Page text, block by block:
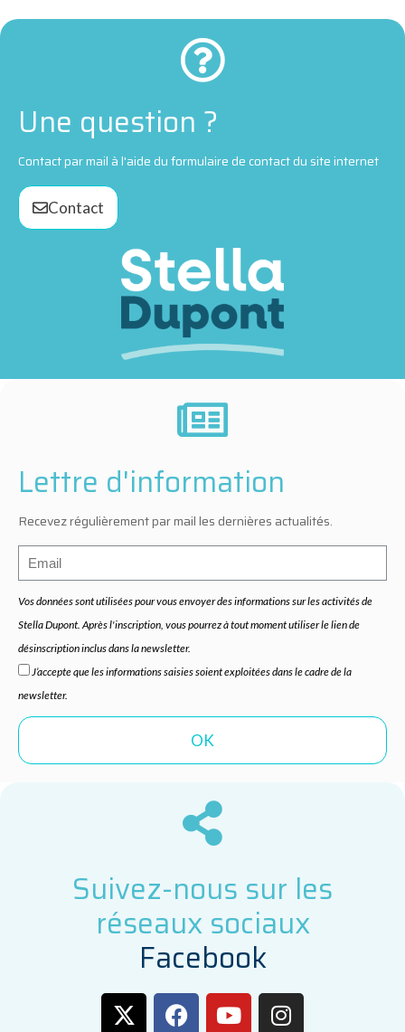
Une question ?
Contact par mail à l'aide du formulaire de contact du site internet
Contact
Lettre d'information
Recevez régulièrement par mail les dernières actualités.
Vos données sont utilisées pour vous envoyer des informations sur les activités de
Stella Dupont. Après l'inscription, vous pourrez à tout moment utiliser le lien de
désinscription inclus dans la newsletter.
J’accepte que les informations saisies soient exploitées dans le cadre de la
newsletter.
Suivez-nous sur les
réseaux sociaux
Facebook